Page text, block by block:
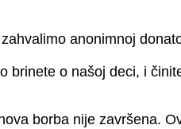
anonimnoj
brinete o našoj deci, i
borba nije završena.